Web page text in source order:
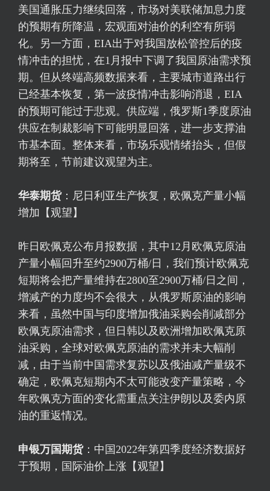
美国通胀压力继续回落，市场对美联储加息力度
的预期有所降温，宏观面对油价的利空有所弱
化。另一方面，EIA出于对我国放松管控后的疫
情冲击的担忧，在1月报中下调了我国原油需求预
期。但从终端高频数据来看，主要城市道路出行
已经基本恢复，第一波疫情冲击影响消退，EIA
的预期可能过于悲观。供应端，俄罗斯1季度原油
供应在制裁影响下可能明显回落，进一步支撑油
市基本面。整体来看，市场乐观情绪抬头，但假
期将至，节前建议观望为主。
华泰期货：尼日利亚生产恢复，欧佩克产量小幅
增加【观望】
昨日欧佩克公布月报数据，其中12月欧佩克原油
产量小幅回升至约2900万桶/日，我们预计欧佩克
短期将会把产量维持在2800至2900万桶/日之间，
增减产的力度均不会很大，从俄罗斯原油的影响
来看，虽然中国与印度增加俄油采购会削减部分
欧佩克原油需求，但日韩以及欧洲增加欧佩克原
油采购，全球对欧佩克原油的需求并未大幅削
减，由于当前中国需求复苏以及俄油减产量级不
确定，欧佩克短期内不太可能改变产量策略，今
年欧佩克方面的变化需重点关注伊朗以及委内原
油的重返情况。
申银万国期货：中国2022年第四季度经济数据好
于预期，国际油价上涨【观望】